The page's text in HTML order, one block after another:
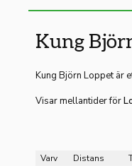
Kung
Kung Björn Loppet är
Visar mellantider för
Varv Distans